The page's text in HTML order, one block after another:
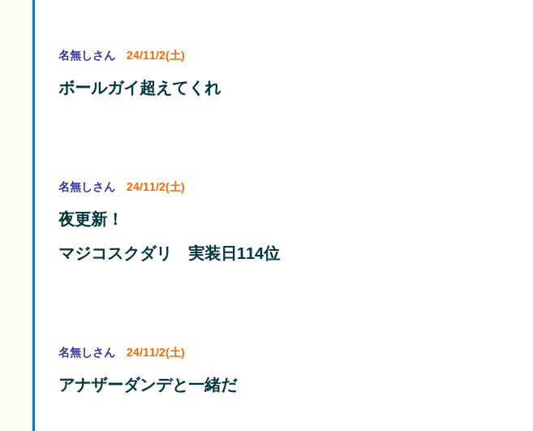
名無しさん 24/11/2(土)
ボールガイ超えてくれ
名無しさん 24/11/2(土)
夜更新！
マジコスクダリ 実装日114位
名無しさん 24/11/2(土)
アナザーダンデと一緒だ